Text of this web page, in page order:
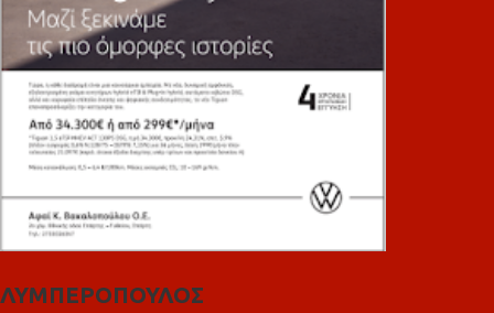
ΛΥΜΠΕΡΟΠΟΥΛΟΣ